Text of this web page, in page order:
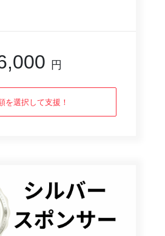
円
を選択して支援！